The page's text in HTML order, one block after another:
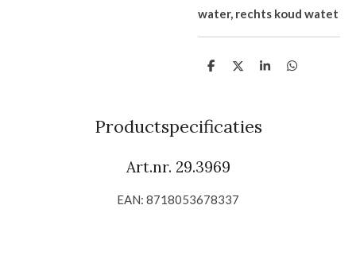
water, rechts koud watet
D
n
D
S
D
Productspecificaties
Art.nr. 29.3969
EAN: 8718053678337